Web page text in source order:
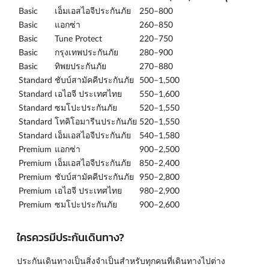
Basic
เอ็มเอสไอจีประกันภัย
250–800
Basic
แอกซ่า
260–850
Basic
Tune Protect
220–750
Basic
กรุงเทพประกันภัย
280–900
Basic
ทิพยประกันภัย
270–880
Standard ชับบ์สามัคคีประกันภัย
500–1,500
Standard เอไอจี ประเทศไทย
550–1,600
Standard ซมโปะประกันภัย
520–1,550
Standard โทคิโอมารีนประกันภัย 520–1,550
Standard เอ็มเอสไอจีประกันภัย
540–1,580
Premium แอกซ่า
900–2,500
Premium เอ็มเอสไอจีประกันภัย
850–2,400
Premium ชับบ์สามัคคีประกันภัย 950–2,800
Premium เอไอจี ประเทศไทย
980–2,900
Premium ซมโปะประกันภัย 900–2,600
ใครควรมีประกันเดินทาง?
ประกันเดินทางเป็นสิ่งจำเป็นสำหรับทุกคนที่เดินทางไปต่าง